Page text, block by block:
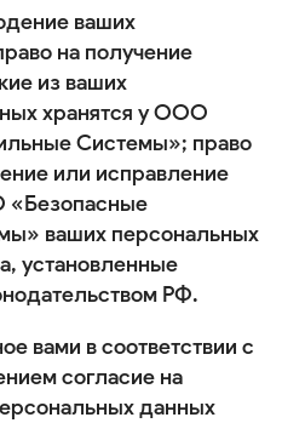
ваших
на получение
из ваших
хранятся у ООО
Системы»; право
или исправление
ваших персональных
установленные
РФ.
вами в соответствии с
согласие на
данных